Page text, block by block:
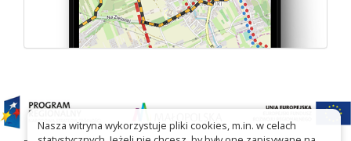
Nasza witryna wykorzystuje pliki cookies, m.in. w celach